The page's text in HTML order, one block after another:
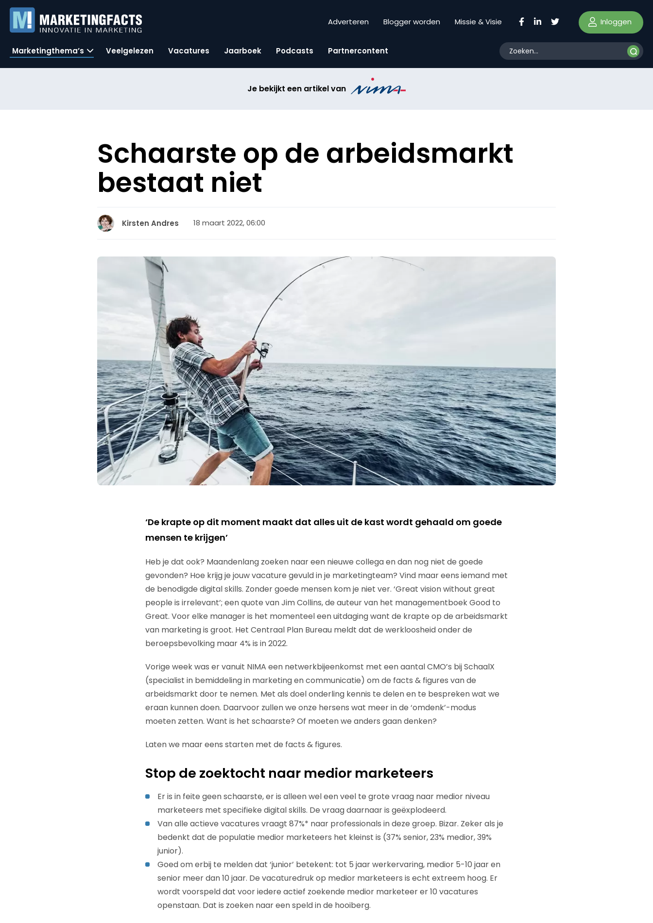
Adverteren Blogger worden Missie & Visie Inloggen
Marketingthema’s Veelgelezen Vacatures Jaarboek Podcasts Partnercontent
Je bekijkt een artikel van
Schaarste op de arbeidsmarkt
bestaat niet
Kirsten Andres 18 maart 2022, 06:00
‘De krapte op dit moment maakt dat alles uit de kast wordt gehaald om goede
mensen te krijgen’
Heb je dat ook? Maandenlang zoeken naar een nieuwe collega en dan nog niet de goede
gevonden? Hoe krijg je jouw vacature gevuld in je marketingteam? Vind maar eens iemand met
de benodigde digital skills. Zonder goede mensen kom je niet ver. ‘Great vision without great
people is irrelevant’; een quote van Jim Collins, de auteur van het managementboek Good to
Great. Voor elke manager is het momenteel een uitdaging want de krapte op de arbeidsmarkt
van marketing is groot. Het Centraal Plan Bureau meldt dat de werkloosheid onder de
beroepsbevolking maar 4% is in 2022.
Vorige week was er vanuit NIMA een netwerkbijeenkomst met een aantal CMO’s bij SchaalX
(specialist in bemiddeling in marketing en communicatie) om de facts & figures van de
arbeidsmarkt door te nemen. Met als doel onderling kennis te delen en te bespreken wat we
eraan kunnen doen. Daarvoor zullen we onze hersens wat meer in de ‘omdenk’-modus
moeten zetten. Want is het schaarste? Of moeten we anders gaan denken?
Laten we maar eens starten met de facts & figures.
Stop de zoektocht naar medior marketeers
Er is in feite geen schaarste, er is alleen wel een veel te grote vraag naar medior niveau
marketeers met specifieke digital skills. De vraag daarnaar is geëxplodeerd.
Van alle actieve vacatures vraagt 87%* naar professionals in deze groep. Bizar. Zeker als je
bedenkt dat de populatie medior marketeers het kleinst is (37% senior, 23% medior, 39%
junior).
Goed om erbij te melden dat ‘junior’ betekent: tot 5 jaar werkervaring, medior 5-10 jaar en
senior meer dan 10 jaar. De vacaturedruk op medior marketeers is echt extreem hoog. Er
wordt voorspeld dat voor iedere actief zoekende medior marketeer er 10 vacatures
openstaan. Dat is zoeken naar een speld in de hooiberg.